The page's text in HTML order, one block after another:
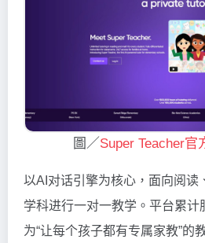
圖／Super Teacher官
以AI对话引擎为核心，面向阅读
学科进行一对一教学。平台累计
为“让每个孩子都有专属家教”的